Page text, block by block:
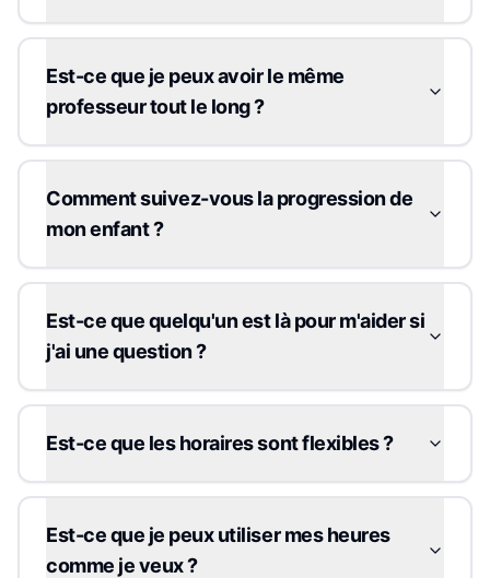
Est-ce que je peux avoir le même
professeur tout le long ?
Comment suivez-vous la progression de
mon enfant ?
Est-ce que quelqu'un est là pour m'aider si
j'ai une question ?
Est-ce que les horaires sont flexibles ?
Est-ce que je peux utiliser mes heures
comme je veux ?